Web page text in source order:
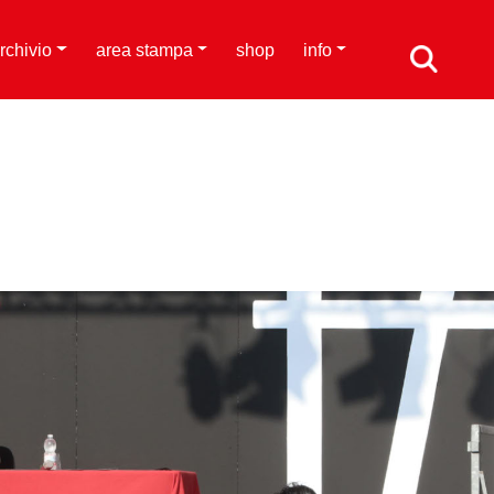
area stampa shop info